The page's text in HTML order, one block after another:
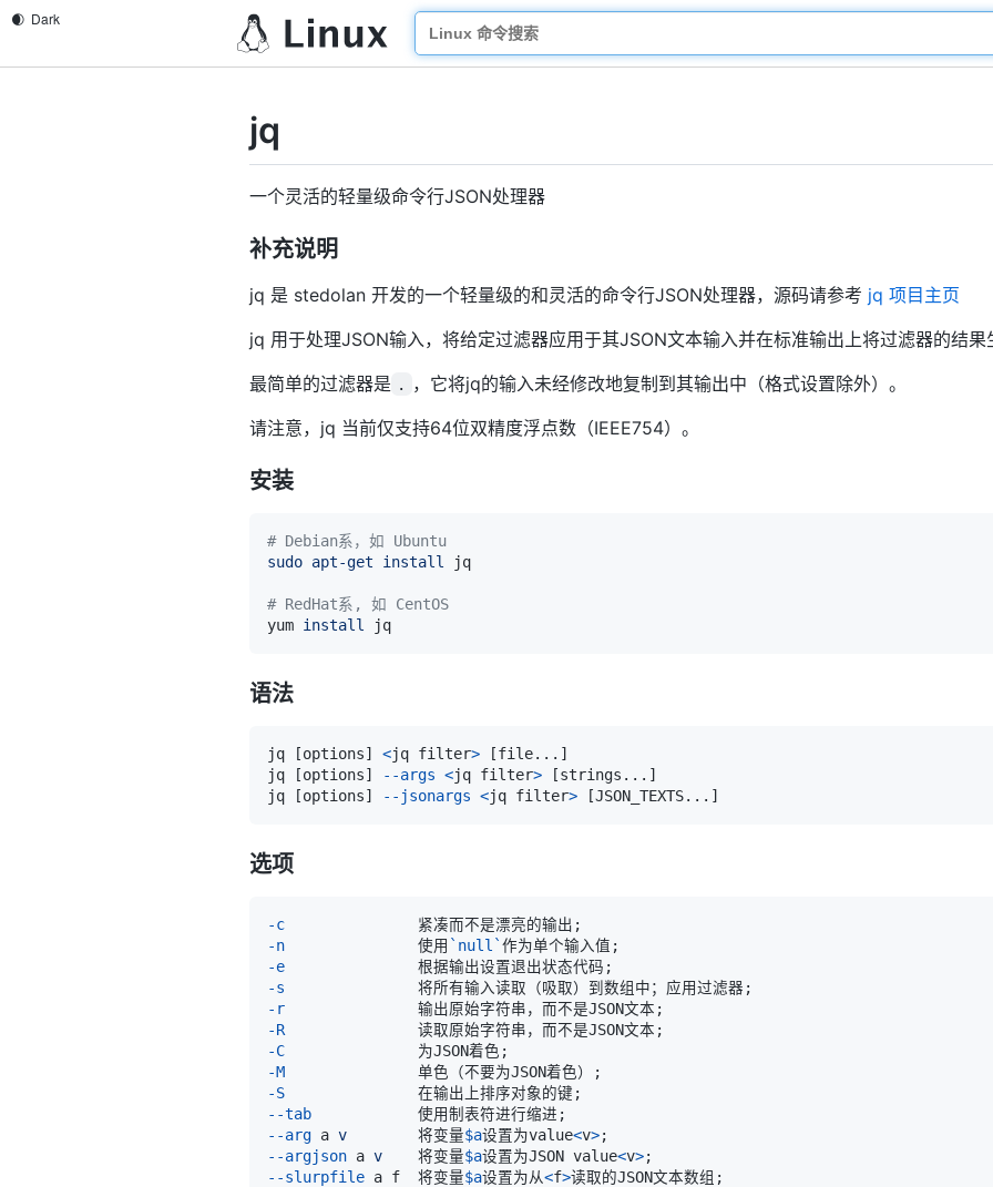
jq
一个灵活的轻量级命令行JSON处理器
补充说明
jq 是 stedolan 开发的一个轻量级的和灵活的命令行JSON处理器，源码请参考 jq 项目主页
jq 用于处理JSON输入，将给定过滤器应用于其JSON文本输入并在标准输出上将过滤器的结果
最简单的过滤器是 .
，它将jq的输入未经修改地复制到其输出中（格式设置除外）。
请注意，jq 当前仅支持64位双精度浮点数（IEEE754）。
安装
# Debian系，如 Ubuntu
sudo apt-get install
# RedHat系, 如 CentOS
yum install
语法
jq [options] <jq filter> [file.. . ]
jq
[options] --args <jq filter> [strings .. . ]
jq
[options] --jsonargs <jq filter> [JSON_TEXTS.. . ]
选项
-c
               紧凑而不是漂亮的输出
;
-n
               使用
` null `作为单个输入值 ;
-e
               根据输出设置退出状态代码
;
-s
               将所有输入读取（吸取）到数组中；应用过滤器
;
-r
               输出原始字符串，而不是JSON文本
;
-R
               读取原始字符串，而不是JSON文本
;
-C
               为JSON着色
;
-M
               单色（不要为JSON着色）
;
-S
               在输出上排序对象的键
;
--tab
            使用制表符进行缩进
;
--arg a v
        将变量
$a设置为value<v>;
--argjson a v
    将变量
$a设置为JSON value<v>;
--slurpfile a f  将变量$a设置为从<f>读取的JSON文本数组 ;